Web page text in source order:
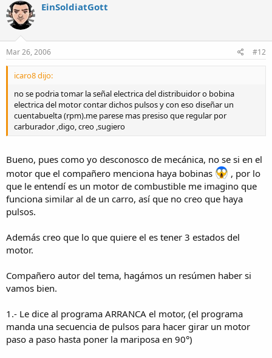
EinSoldiatGott
Mar 26, 2006 #12
icaro8 dijo:
no se podria tomar la señal electrica del distribuidor o bobina
electrica del motor contar dichos pulsos y con eso diseñar un
cuentabuelta (rpm).me parese mas presiso que regular por
carburador ,digo, creo ,sugiero
Bueno, pues como yo desconosco de mecánica, no se si en el
motor que el compañero menciona haya bobinas
, por lo
que le entendí es un motor de combustible me imagino que
funciona similar al de un carro, así que no creo que haya
pulsos.
Además creo que lo que quiere el es tener 3 estados del
motor.
Compañero autor del tema, hagámos un resúmen haber si
vamos bien.
1.- Le dice al programa ARRANCA el motor, (el programa
manda una secuencia de pulsos para hacer girar un motor
paso a paso hasta poner la mariposa en 90°)